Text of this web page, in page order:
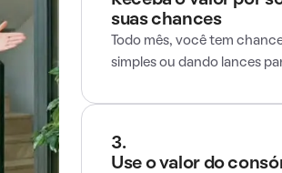
suas chances
Todo mês, você tem
simples ou dando lances
3.
Use o valor do